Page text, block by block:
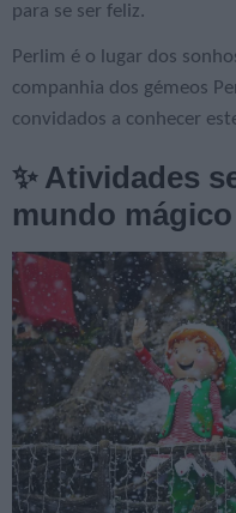
para se ser feliz.
Perlim é o lugar dos
companhia dos gémeos
convidados a conhecer
✨ Atividades
mundo